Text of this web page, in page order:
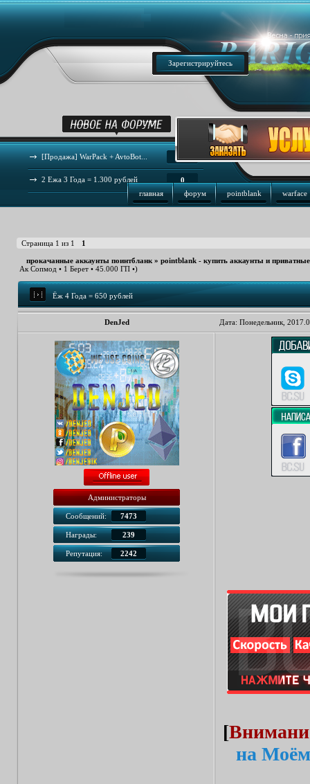
Зарегистрируйтесь
44
[Продажа] WarPack + AvtoBot...
0
2 Ежа 3 Года = 1.300 рублей
главная
форум pointblank warface
Страница 1 из 1 1
прокачанные аккаунты поинтбланк » pointblank - купить аккаунты и
Ак Сопмод • 1 Берет • 45.000 ГП •)
Ёж 4 Года = 650 рублей
DenJed Дата: Понедельник,
Администраторы
Сообщений: 7473
Награды: 239
Репутация: 2242
[
на